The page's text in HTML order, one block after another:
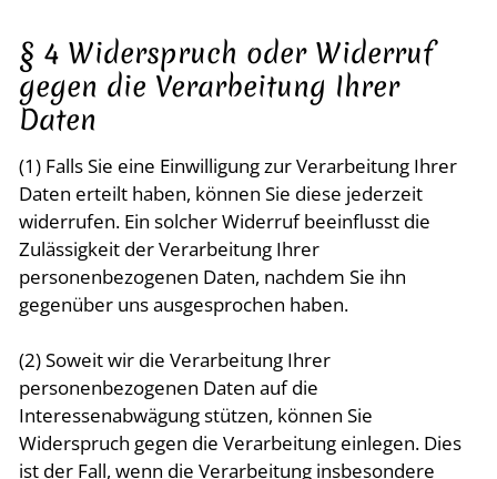
§ 4 Widerspruch oder Widerruf
gegen die Verarbeitung Ihrer
Daten
(1) Falls Sie eine Einwilligung zur Verarbeitung Ihrer
Daten erteilt haben, können Sie diese jederzeit
widerrufen. Ein solcher Widerruf beeinflusst die
Zulässigkeit der Verarbeitung Ihrer
personenbezogenen Daten, nachdem Sie ihn
gegenüber uns ausgesprochen haben.
(2) Soweit wir die Verarbeitung Ihrer
personenbezogenen Daten auf die
Interessenabwägung stützen, können Sie
Widerspruch gegen die Verarbeitung einlegen. Dies
ist der Fall, wenn die Verarbeitung insbesondere